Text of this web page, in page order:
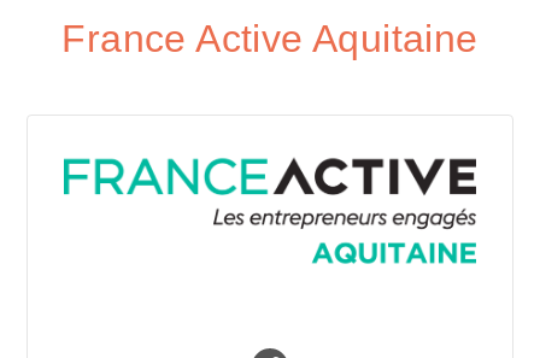
France Active Aquitaine